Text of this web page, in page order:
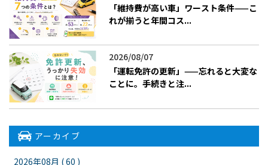
「維持費が高い車」ワースト条件——こ
れが揃うと年間コス...
2026/08/07
「運転免許の更新」——忘れると大変な
ことに。手続きと注...
アーカイブ
2026年08月 ( 60 )